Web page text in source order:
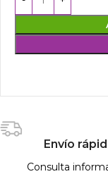
Envío
Consulta